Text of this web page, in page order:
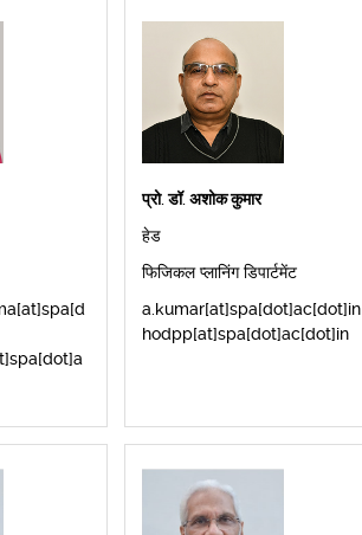
प्रो. डॉ. अशोक कुमार
हेड
फिजिकल प्लानिंग डिपार्टमेंट
a.kumar[at]spa[dot]ac[dot]in
hodpp[at]spa[dot]ac[dot]in